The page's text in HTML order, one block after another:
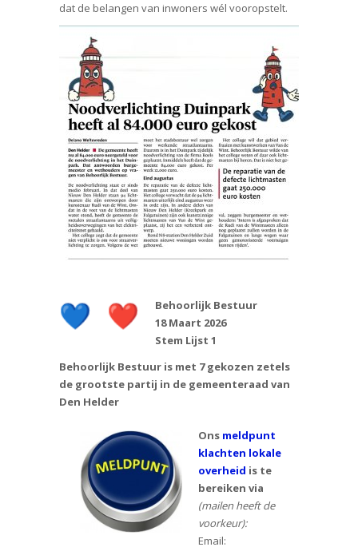
dat de belangen van inwoners wél vooropstelt.
Behoorlijk Bestuur
18 Maart 2026
Stem Lijst 1
Behoorlijk Bestuur is met 7 gekozen zetels
de grootste partij in de gemeenteraad van
Den Helder
Ons meldpunt
klachten lokale
overheid is te
bereiken via
(mailen heeft de
voorkeur):
Email: